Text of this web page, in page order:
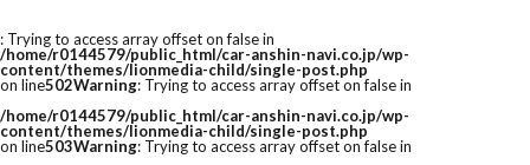
: Trying to access array offset on false in
/home/r0144579/public_html/car-anshin-navi.co.jp/wp-
content/themes/lionmedia-child/single-post.php
on line502Warning: Trying to access array offset on false in
/home/r0144579/public_html/car-anshin-navi.co.jp/wp-
content/themes/lionmedia-child/single-post.php
on line503Warning: Trying to access array offset on false in